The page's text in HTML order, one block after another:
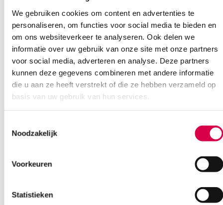
We gebruiken cookies om content en advertenties te
personaliseren, om functies voor social media te bieden en
om ons websiteverkeer te analyseren. Ook delen we
informatie over uw gebruik van onze site met onze partners
voor social media, adverteren en analyse. Deze partners
kunnen deze gegevens combineren met andere informatie
die u aan ze heeft verstrekt of die ze hebben verzameld op
basis van uw gebruik van hun services.
Noodzakelijk
Voorkeuren
Statistieken
Heb je een vraag?
Anca helpt je!
Vind je antwoord snel en makkelijk op onze klantenservice pagina.
Of contacteer ons via een van de onderstaande opties.
Onze klantenservice is bereikbaar van maandag t/m vrijdag van
Ook interessant